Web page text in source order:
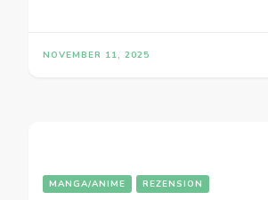
NOVEMBER 11, 2025
MANGA/ANIME REZENSION